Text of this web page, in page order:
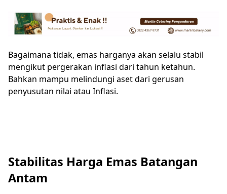
Bagaimana tidak, emas harganya akan selalu stabil
mengikut pergerakan inflasi dari tahun ketahun.
Bahkan mampu melindungi aset dari gerusan
penyusutan nilai atau Inflasi.
Stabilitas Harga Emas Batangan
Antam